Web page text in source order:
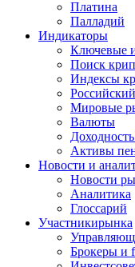
Платина
Палладий
Индикаторы
Ключевые
Поиск
Индексы
Мировые
Валюты
Активы
Новости и
Новости
Аналитика
Глоссарий
Участникирынка
Брокеры и